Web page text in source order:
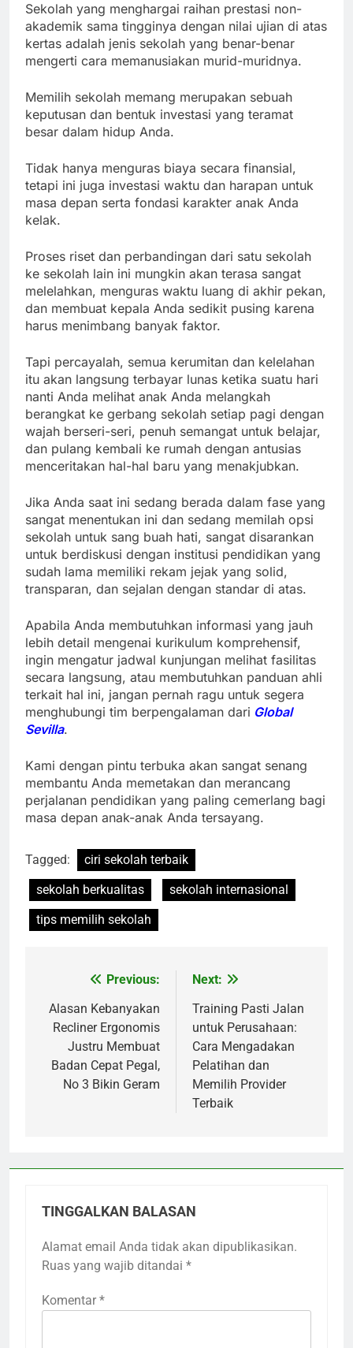
Sekolah yang menghargai raihan prestasi non-
akademik sama tingginya dengan nilai ujian di atas
kertas adalah jenis sekolah yang benar-benar
mengerti cara memanusiakan murid-muridnya.
Memilih sekolah memang merupakan sebuah
keputusan dan bentuk investasi yang teramat
besar dalam hidup Anda.
Tidak hanya menguras biaya secara finansial,
tetapi ini juga investasi waktu dan harapan untuk
masa depan serta fondasi karakter anak Anda
kelak.
Proses riset dan perbandingan dari satu sekolah
ke sekolah lain ini mungkin akan terasa sangat
melelahkan, menguras waktu luang di akhir pekan,
dan membuat kepala Anda sedikit pusing karena
harus menimbang banyak faktor.
Tapi percayalah, semua kerumitan dan kelelahan
itu akan langsung terbayar lunas ketika suatu hari
nanti Anda melihat anak Anda melangkah
berangkat ke gerbang sekolah setiap pagi dengan
wajah berseri-seri, penuh semangat untuk belajar,
dan pulang kembali ke rumah dengan antusias
menceritakan hal-hal baru yang menakjubkan.
Jika Anda saat ini sedang berada dalam fase yang
sangat menentukan ini dan sedang memilah opsi
sekolah untuk sang buah hati, sangat disarankan
untuk berdiskusi dengan institusi pendidikan yang
sudah lama memiliki rekam jejak yang solid,
transparan, dan sejalan dengan standar di atas.
Apabila Anda membutuhkan informasi yang jauh
lebih detail mengenai kurikulum komprehensif,
ingin mengatur jadwal kunjungan melihat fasilitas
secara langsung, atau membutuhkan panduan ahli
terkait hal ini, jangan pernah ragu untuk segera
menghubungi tim berpengalaman dari Global
Sevilla.
Kami dengan pintu terbuka akan sangat senang
membantu Anda memetakan dan merancang
perjalanan pendidikan yang paling cemerlang bagi
masa depan anak-anak Anda tersayang.
Tagged:
ciri sekolah terbaik
sekolah berkualitas
sekolah internasional
tips memilih sekolah
Navigasi
pos
Previous:
Alasan Kebanyakan
Recliner Ergonomis
Justru Membuat
Badan Cepat Pegal,
No 3 Bikin Geram
Next:
Training Pasti Jalan
untuk Perusahaan:
Cara Mengadakan
Pelatihan dan
Memilih Provider
Terbaik
TINGGALKAN BALASAN
Alamat email Anda tidak akan dipublikasikan.
Ruas yang wajib ditandai *
Komentar *